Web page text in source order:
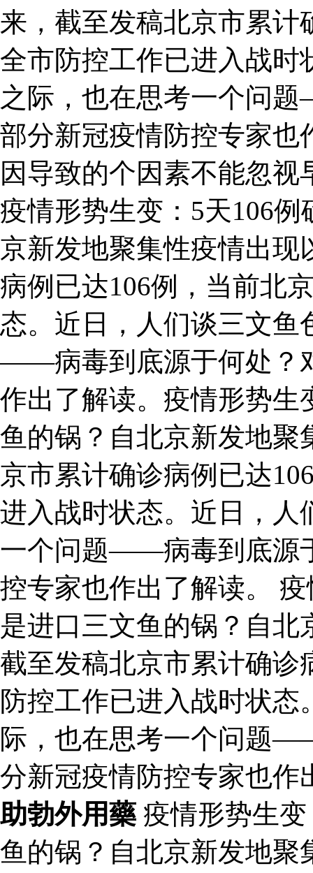
来，截至发稿北京市累计
全市防控工作已进入战时
之际，也在思考一个问
部分新冠疫情防控专家也
因导致的个因素不能忽
疫情形势生变：5天106
京新发地聚集性疫情出现
病例已达106例，当前北
态。近日，人们谈三文
——病毒到底源于何处？
作出了解读。疫情形势生
鱼的锅？自北京新发地聚
京市累计确诊病例已达
进入战时状态。近日，人
一个问题——病毒到底源
控专家也作出了解读。
是进口三文鱼的锅？自
截至发稿北京市累计确诊
防控工作已进入战时状
际，也在思考一个问题
分新冠疫情防控专家也
助勃外用藥 疫情形势生
鱼的锅？自北京新发地聚